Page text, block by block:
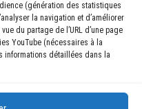
(génération des statistiques
la navigation et d’améliorer
du partage de l’URL d’une page
YouTube (nécessaires à la
informations détaillées dans la